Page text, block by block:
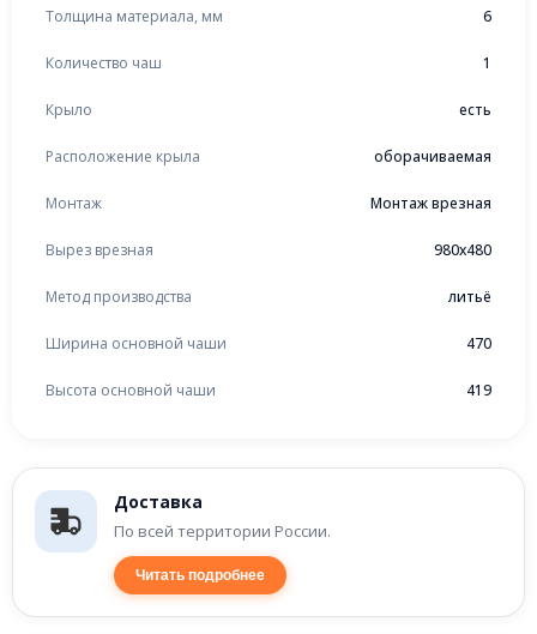
Доставка
По всей территории России.
Читать подробнее
Толщина материала, мм 6
Количество чаш 1
Крыло есть
Расположение крыла оборачиваемая
Монтаж Монтаж врезная
Вырез врезная 980x480
Метод производства литьё
Ширина основной чаши 470
Высота основной чаши 419